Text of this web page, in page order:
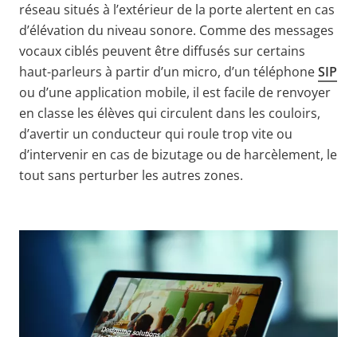
réseau situés à l’extérieur de la porte alertent en cas
d’élévation du niveau sonore. Comme des messages
vocaux ciblés peuvent être diffusés sur certains
haut-parleurs à partir d’un micro, d’un téléphoneSIP
ou d’une application mobile, il est facile de renvoyer
en classe les élèves qui circulent dans les couloirs,
d’avertir un conducteur qui roule trop vite ou
d’intervenir en cas de bizutage ou de harcèlement, le
tout sans perturber les autres zones.